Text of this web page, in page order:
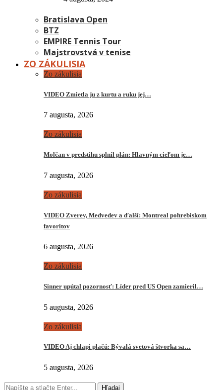
Bratislava Open
BTZ
EMPIRE Tennis Tour
Majstrovstvá v tenise
ZO ZÁKULISIA
Zo zákulisia
VIDEO Zmietla ju z kurtu a ruku jej…
7 augusta, 2026
Zo zákulisia
Molčan v predstihu splnil plán: Hlavným cieľom je…
7 augusta, 2026
Zo zákulisia
VIDEO Zverev, Medvedev a ďalší: Montreal pohrebiskom
favoritov
6 augusta, 2026
Zo zákulisia
Sinner upútal pozornosť: Líder pred US Open zamieril…
5 augusta, 2026
Zo zákulisia
VIDEO Aj chlapi plačú: Bývalá svetová štvorka sa…
5 augusta, 2026
Hľadaj